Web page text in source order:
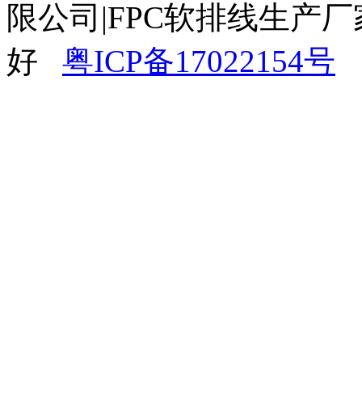
限公司|FPC软排线生产
好 粤ICP备17022154号